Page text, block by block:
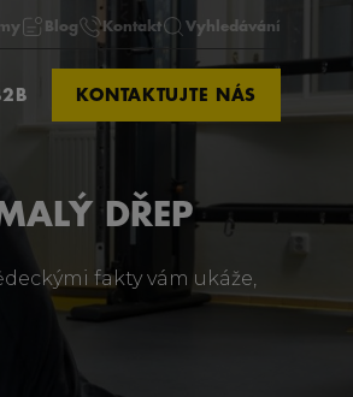
Blog Kontakt Vyhledávání
KONTAKTUJTE NÁS
DŘEP
fakty vám ukáže,